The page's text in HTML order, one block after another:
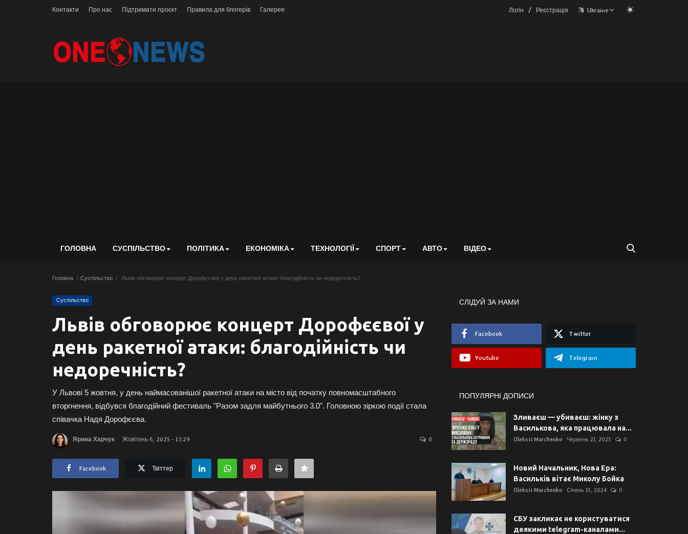
Контакти Про нас Підтримати проєкт Правила для блогерів Галерея Логін / Реєстрація Ukraine
ГОЛОВНА СУСПІЛЬСТВО ПОЛІТИКА ЕКОНОМІКА ТЕХНОЛОГІЇ СПОРТ АВТО ВІДЕО
Головна Суспільство Львів обговорює концерт Дорофєєвої у день ракетної атаки: благодійність чи недоречність?
Суспільство
Львів обговорює концерт Дорофєєвої у
день ракетної атаки: благодійність чи
недоречність?
У Львові 5 жовтня, у день наймасованішої ракетної атаки на місто від початку повномасштабного
вторгнення, відбувся благодійний фестиваль "Разом задля майбутнього 3.0". Головною зіркою події стала
співачка Надя Дорофєєва.
Ярина Харчук Жовтень 6, 2025 - 13:29 0
Facebook Твіттер
СЛІДУЙ ЗА НАМИ
Facebook Twitter
Youtube Telegram
ПОПУЛЯРНІ ДОПИСИ
Зливаєш — убиваєш: жінку з
Василькова, яка працювала на...
Oleksii Marchenko Червень 21, 2025 0
Новий Начальник, Нова Ера:
Васильків вітає Миколу Бойка
Oleksii Marchenko Січень 15, 2024 0
СБУ закликає не користуватися
деякими telegram-каналами...